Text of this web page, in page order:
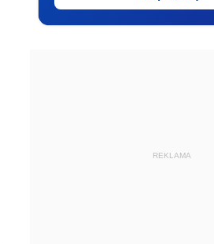
REKLAMA